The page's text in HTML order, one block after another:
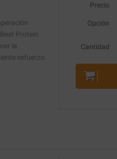
Protein
la
esfuerzo.
Precio
Opción
Cantidad